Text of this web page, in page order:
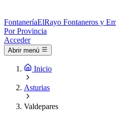
FontaneríaElRayo Fontaneros y
Por Provincia
Acceder
Abrir menú
Inicio
Asturias
Valdepares